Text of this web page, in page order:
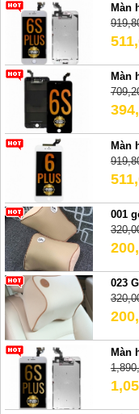
Màn
Màn
Màn
001
023
Màn